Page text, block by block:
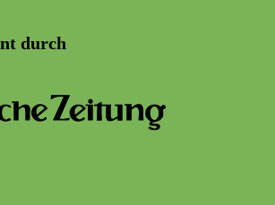
durch